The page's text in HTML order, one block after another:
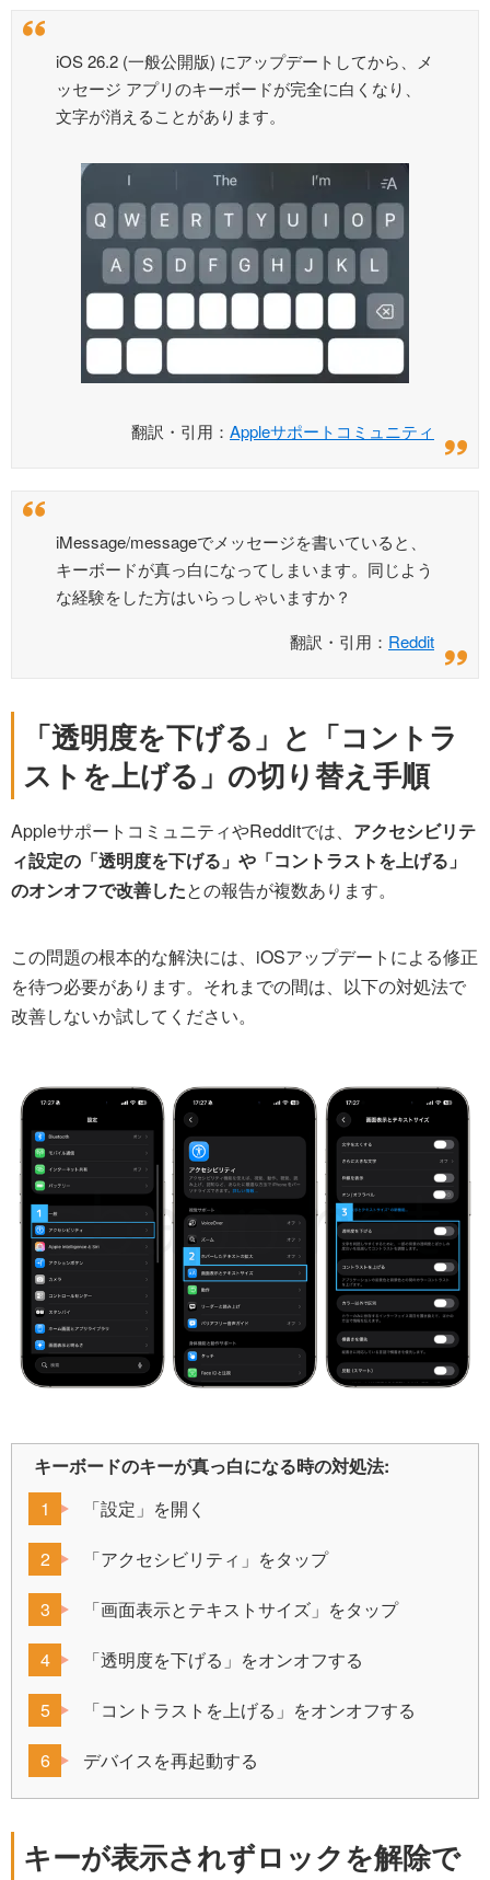
iOS 26.2 (一般公開版) にアップデートしてから、メ
ッセージ アプリのキーボードが完全に白くなり、
文字が消えることがあります。
翻訳・引用： Appleサポートコミュニティ
iMessage/messageでメッセージを書いていると、
キーボードが真っ白になってしまいます。同じよう
な経験をした方はいらっしゃいますか？
翻訳・引用： Reddit
「透明度を下げる」と「コントラ
ストを上げる」の切り替え手順
AppleサポートコミュニティやRedditでは、 アクセシビリテ
ィ設定の「透明度を下げる」や「コントラストを上げる」
のオンオフで改善したとの報告が複数あります。
この問題の根本的な解決には、iOSアップデートによる修正
を待つ必要があります。それまでの間は、以下の対処法で
改善しないか試してください。
キーボードのキーが真っ白になる時の対処法:
「設定」を開く
「アクセシビリティ」をタップ
「画面表示とテキストサイズ」をタップ
「透明度を下げる」をオンオフする
「コントラストを上げる」をオンオフする
デバイスを再起動する
キーが表示されずロックを解除で